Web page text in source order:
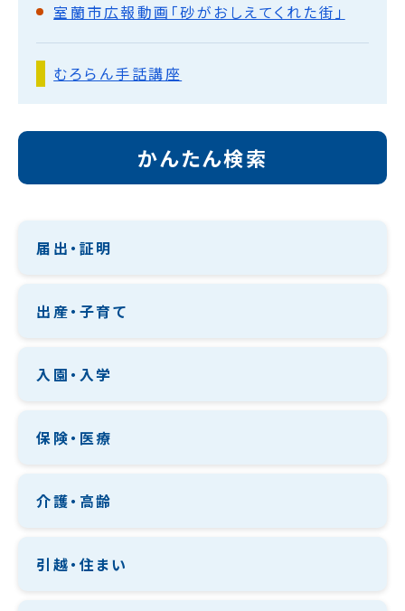
室蘭市広報動画「砂がおしえてくれた街」
むろらん手話講座
かんたん検索
届出・証明
出産・子育て
入園・入学
保険・医療
介護・高齢
引越・住まい